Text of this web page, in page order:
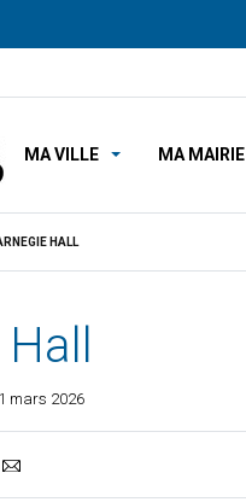
MA VILLE MA MAIRIE
HALL
mars 2026